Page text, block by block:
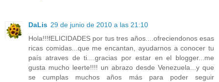
DaLis 29 de junio de 2010 a las 21:10
Hola!!!fELICIDADES por tus tres años....ofreciendonos esas
ricas comidas...que me encantan, ayudarnos a conocer tu
país atraves de ti....gracias por estar en el blogger...me
gusta mucho leerte!!!! un abrazo desde Venezuela...y que
se cumplas muchos años más para poder seguir